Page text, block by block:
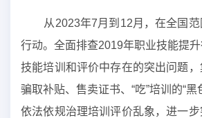
从2023年7月到12月，在全国范
行动。全面排查2019年职业技能提
技能培训和评价中存在的突出问题，
骗取补贴、售卖证书、“吃”培训的“黑
依法依规治理培训评价乱象，进一